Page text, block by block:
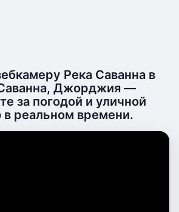
Река Саванна в
Джорджия —
за погодой и уличной
реальном времени.